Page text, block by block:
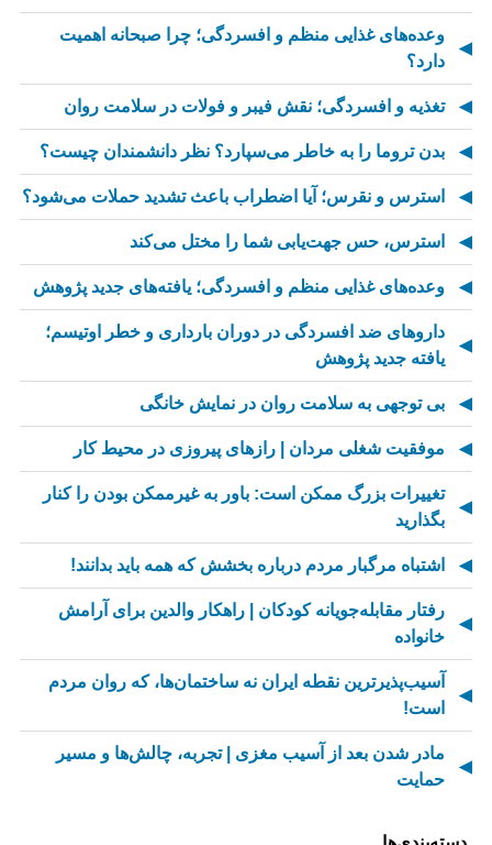
وعده‌های غذایی منظم و افسردگی؛ چرا صبحانه اهمیت
دارد؟
تغذیه و افسردگی؛ نقش فیبر و فولات در سلامت روان
بدن تروما را به خاطر می‌سپارد؟ نظر دانشمندان چیست؟
استرس و نقرس؛ آیا اضطراب باعث تشدید حملات می‌شود؟
استرس، حس جهت‌یابی شما را مختل می‌کند
وعده‌های غذایی منظم و افسردگی؛ یافته‌های جدید پژوهش
داروهای ضد افسردگی در دوران بارداری و خطر اوتیسم؛
یافته جدید پژوهش
بی توجهی به سلامت روان در نمایش خانگی
موفقیت شغلی مردان | رازهای پیروزی در محیط کار
تغییرات بزرگ ممکن است: باور به غیرممکن بودن را کنار
بگذارید
اشتباه مرگبار مردم درباره بخشش که همه باید بدانند!
رفتار مقابله‌جویانه کودکان | راهکار والدین برای آرامش
خانواده
آسیب‌پذیرترین نقطه ایران نه ساختمان‌ها، که روان مردم
است!
مادر شدن بعد از آسیب مغزی | تجربه، چالش‌ها و مسیر
حمایت